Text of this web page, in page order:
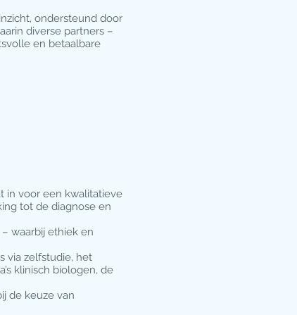
ondersteund door
diverse partners –
en betaalbare
in voor een kwalitatieve
tot de diagnose en
waarbij ethiek en
via zelfstudie, het
klinisch biologen, de
de keuze van